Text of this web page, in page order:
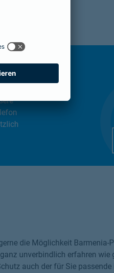
die Möglichkeit Barmenia-
unverbindlich erfahren wie
auch der für Sie